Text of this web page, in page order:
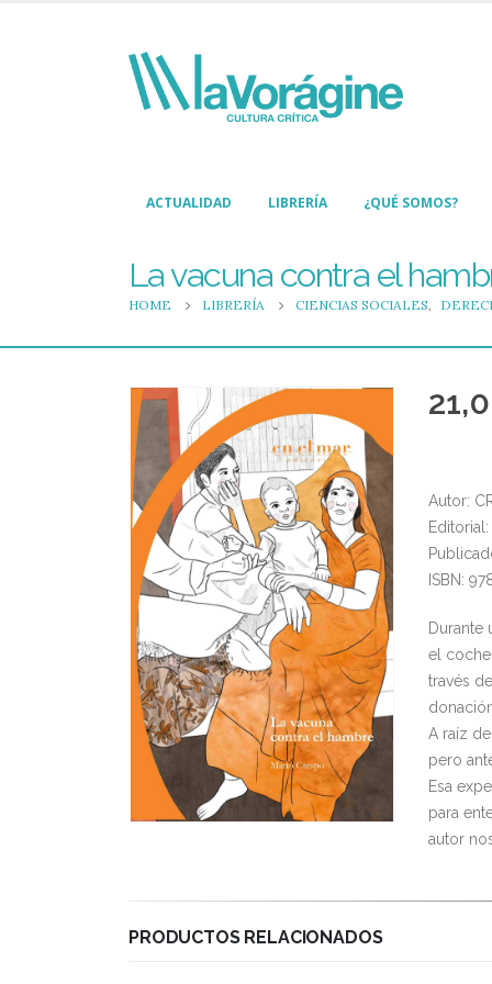
ACTUALIDAD LIBRERÍA ¿QUÉ SOMOS?
La vacuna contra el
HOME LIBRERÍA CIENCIAS SOCIALES,
Autor:
Editorial:
ISBN:
Durante
el
través
A raíz
pero
Esa
para
autor
PRODUCTOS RELACIONADOS